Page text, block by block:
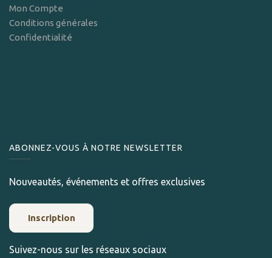
Mon Compte
Conditions générales
Confidentialité
ABONNEZ-VOUS À NOTRE NEWSLETTER
Nouveautés, événements et offres exclusives
Inscription
Suivez-nous sur les réseaux sociaux